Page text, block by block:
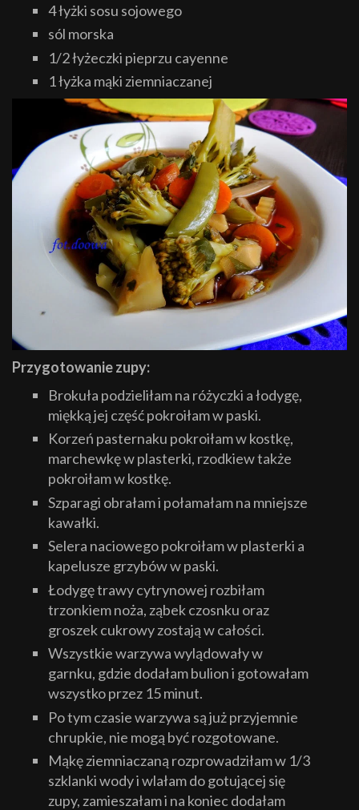
4 łyżki sosu sojowego
sól morska
1/2 łyżeczki pieprzu cayenne
1 łyżka mąki ziemniaczanej
Przygotowanie zupy:
Brokuła podzieliłam na różyczki a łodygę,
miękką jej część pokroiłam w paski.
Korzeń pasternaku pokroiłam w kostkę,
marchewkę w plasterki, rzodkiew także
pokroiłam w kostkę.
Szparagi obrałam i połamałam na mniejsze
kawałki.
Selera naciowego pokroiłam w plasterki a
kapelusze grzybów w paski.
Łodygę trawy cytrynowej rozbiłam
trzonkiem noża, ząbek czosnku oraz
groszek cukrowy zostają w całości.
Wszystkie warzywa wylądowały w
garnku, gdzie dodałam bulion i gotowałam
wszystko przez 15 minut.
Po tym czasie warzywa są już przyjemnie
chrupkie, nie mogą być rozgotowane.
Mąkę ziemniaczaną rozprowadziłam w 1/3
szklanki wody i wlałam do gotującej się
zupy, zamieszałam i na koniec dodałam